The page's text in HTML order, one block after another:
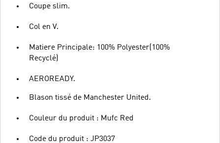
Coupe slim.
Col en V.
Matiere Principale: 100% Polyester(100%
Recyclé)
AEROREADY.
Blason tissé de Manchester United.
Couleur du produit : Mufc Red
Code du produit : JP3037